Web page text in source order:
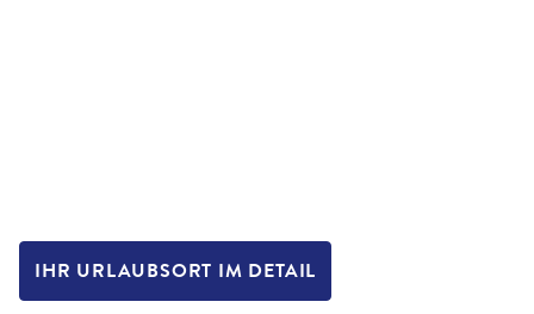
IHR URLAUBSORT IM DETAIL